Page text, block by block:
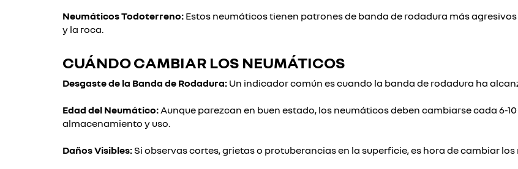
Neumáticos Todoterreno: Estos neumáticos tienen patrones de banda de rodadura más
y la roca.
CUÁNDO CAMBIAR LOS NEUMÁTICOS
Desgaste de la Banda de Rodadura: Un indicador común es cuando la banda de rodadura ha
Edad del Neumático:Aunque parezcan en buen estado, los neumáticos deben cambiarse cada 6-
almacenamiento y uso.
Daños Visibles: Si observas cortes, grietas o protuberancias en la superficie, es hora de cambiar